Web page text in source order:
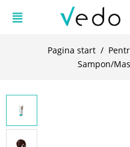
Pagina start /
Sampon/